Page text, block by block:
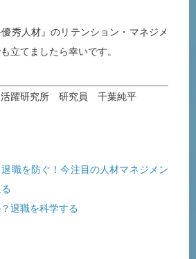
秀人材』のリテンション・マネジメ
立てましたら幸いです。
活躍研究所 研究員 千葉純平
職を防ぐ！今注目の人材マネジメン
退職を科学する